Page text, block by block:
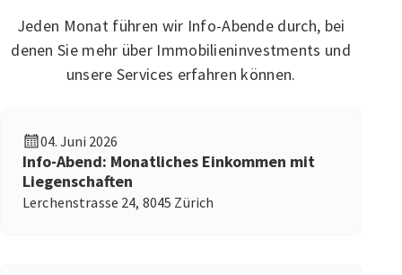
Jeden Monat führen wir Info-Abende durch, bei
denen Sie mehr über Immobilieninvestments und
unsere Services erfahren können.
04. Juni 2026
Info-Abend: Monatliches Einkommen mit
Liegenschaften
Lerchenstrasse 24, 8045 Zürich